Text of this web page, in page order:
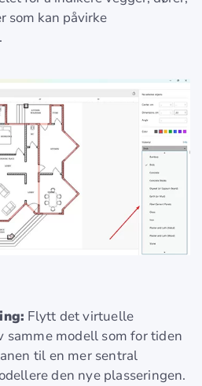
som kan påvirke
Flytt det virtuelle
modell som for tiden
til en mer sentral
den nye plasseringen.